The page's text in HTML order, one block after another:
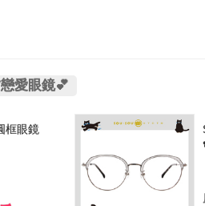
愛眼鏡💕
框眼鏡